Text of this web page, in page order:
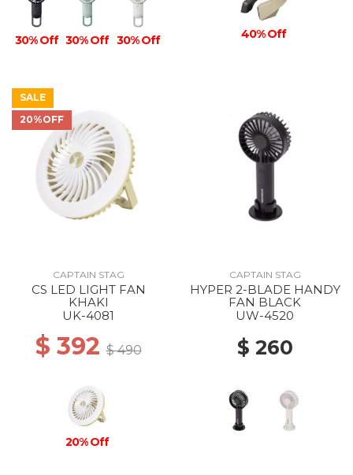
30% Off 30% Off 30% Off 40% Off
SALE
20%OFF
CAPTAIN STAG
CS LED LIGHT FAN
KHAKI
UK-4081
$ 392$ 490
20% Off
CAPTAIN STAG
HYPER 2-BLADE HANDY
FAN BLACK
UW-4520
$ 260